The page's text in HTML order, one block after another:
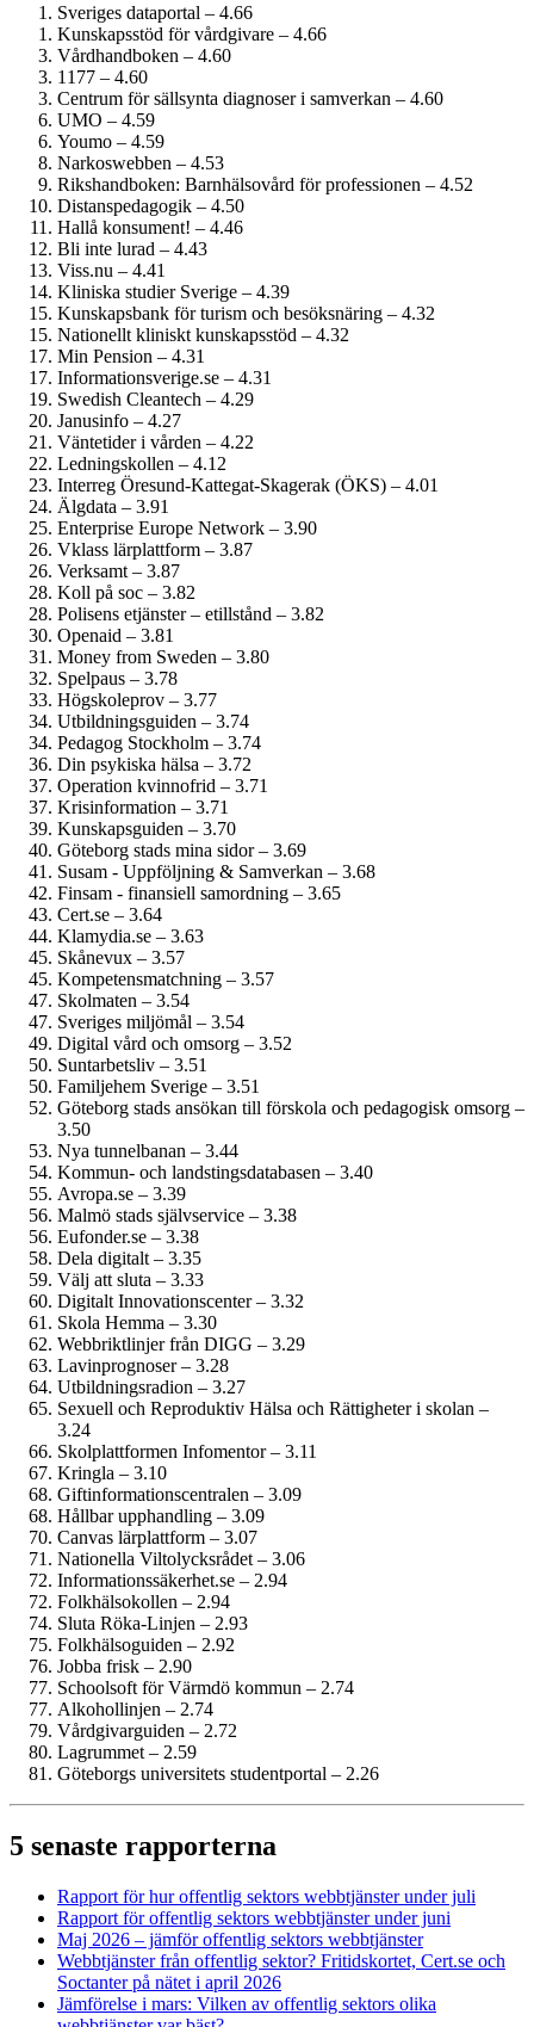
Sveriges dataportal – 4.66
Kunskapsstöd för vårdgivare – 4.66
Vårdhandboken – 4.60
1177 – 4.60
Centrum för sällsynta diagnoser i samverkan – 4.60
UMO – 4.59
Youmo – 4.59
Narkoswebben – 4.53
Rikshandboken: Barnhälsovård för professionen – 4.52
Distanspedagogik – 4.50
Hallå konsument! – 4.46
Bli inte lurad – 4.43
Viss.nu – 4.41
Kliniska studier Sverige – 4.39
Kunskapsbank för turism och besöksnäring – 4.32
Nationellt kliniskt kunskapsstöd – 4.32
Min Pension – 4.31
Informationsverige.se – 4.31
Swedish Cleantech – 4.29
Janusinfo – 4.27
Väntetider i vården – 4.22
Ledningskollen – 4.12
Interreg Öresund-Kattegat-Skagerak (ÖKS) – 4.01
Älgdata – 3.91
Enterprise Europe Network – 3.90
Vklass lärplattform – 3.87
Verksamt – 3.87
Koll på soc – 3.82
Polisens etjänster – etillstånd – 3.82
Openaid – 3.81
Money from Sweden – 3.80
Spelpaus – 3.78
Högskoleprov – 3.77
Utbildningsguiden – 3.74
Pedagog Stockholm – 3.74
Din psykiska hälsa – 3.72
Operation kvinnofrid – 3.71
Krisinformation – 3.71
Kunskapsguiden – 3.70
Göteborg stads mina sidor – 3.69
Susam - Uppföljning & Samverkan – 3.68
Finsam - finansiell samordning – 3.65
Cert.se – 3.64
Klamydia.se – 3.63
Skånevux – 3.57
Kompetensmatchning – 3.57
Skolmaten – 3.54
Sveriges miljömål – 3.54
Digital vård och omsorg – 3.52
Suntarbetsliv – 3.51
Familjehem Sverige – 3.51
Göteborg stads ansökan till förskola och pedagogisk omsorg –
3.50
Nya tunnelbanan – 3.44
Kommun- och landstings­databasen – 3.40
Avropa.se – 3.39
Malmö stads självservice – 3.38
Eufonder.se – 3.38
Dela digitalt – 3.35
Välj att sluta – 3.33
Digitalt Innovationscenter – 3.32
Skola Hemma – 3.30
Webbriktlinjer från DIGG – 3.29
Lavinprognoser – 3.28
Utbildningsradion – 3.27
Sexuell och Reproduktiv Hälsa och Rättigheter i skolan –
3.24
Skolplattformen Infomentor – 3.11
Kringla – 3.10
Giftinformations­centralen – 3.09
Hållbar upphandling – 3.09
Canvas lärplattform – 3.07
Nationella Viltolycksrådet – 3.06
Informationssäkerhet.se – 2.94
Folkhälsokollen – 2.94
Sluta Röka-Linjen – 2.93
Folkhälsoguiden – 2.92
Jobba frisk – 2.90
Schoolsoft för Värmdö kommun – 2.74
Alkohollinjen – 2.74
Vårdgivarguiden – 2.72
Lagrummet – 2.59
Göteborgs universitets studentportal – 2.26
5 senaste rapporterna
Rapport för hur offentlig sektors webbtjänster under juli
Rapport för offentlig sektors webbtjänster under juni
Maj 2026 – jämför offentlig sektors webbtjänster
Webbtjänster från offentlig sektor? Fritidskortet, Cert.se och
Soctanter på nätet i april 2026
Jämförelse i mars: Vilken av offentlig sektors olika